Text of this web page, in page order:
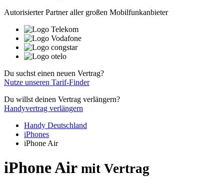
Autorisierter Partner aller großen Mobilfunkanbieter
Du suchst einen neuen Vertrag?
Nutze unseren Tarif-Finder
Du willst deinen Vertrag verlängern?
Handyvertrag verlängern
Handy Deutschland
iPhones
iPhone Air
iPhone Air mit Vertrag